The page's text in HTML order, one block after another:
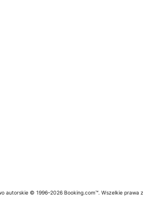
autorskie © 1996–2026 Booking.com™. Wszelkie prawa